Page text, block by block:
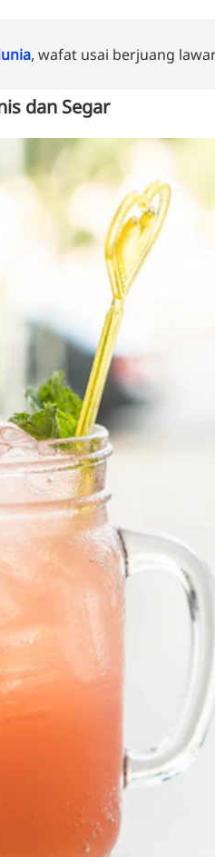
, wafat usai berjuang
dan Segar